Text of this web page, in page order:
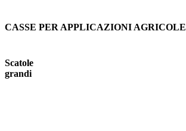
CASSE PER APPLICAZIONI AGRICOLE
Scatole
grandi